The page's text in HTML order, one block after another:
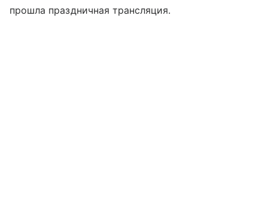
прошла праздничная трансляция.